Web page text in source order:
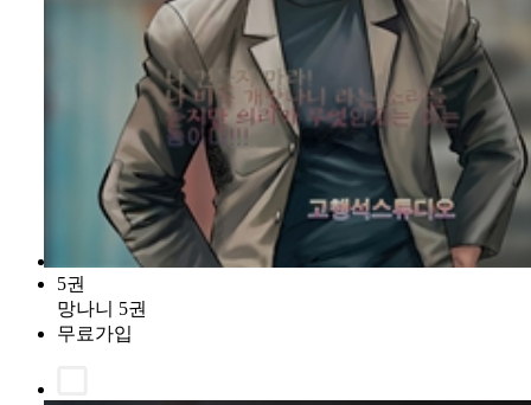
5권
망나니 5권
무료가입